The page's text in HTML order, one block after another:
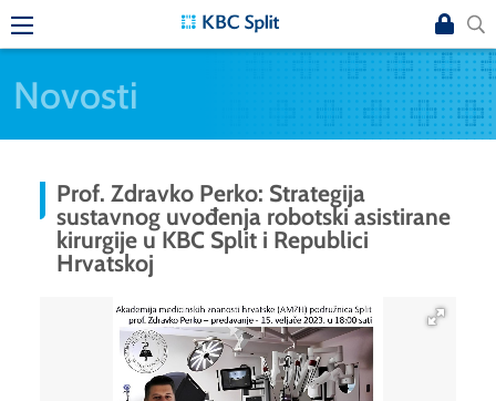
Novosti
Prof. Zdravko Perko: Strategija
sustavnog uvođenja robotski asistirane
kirurgije u KBC Split i Republici
Hrvatskoj